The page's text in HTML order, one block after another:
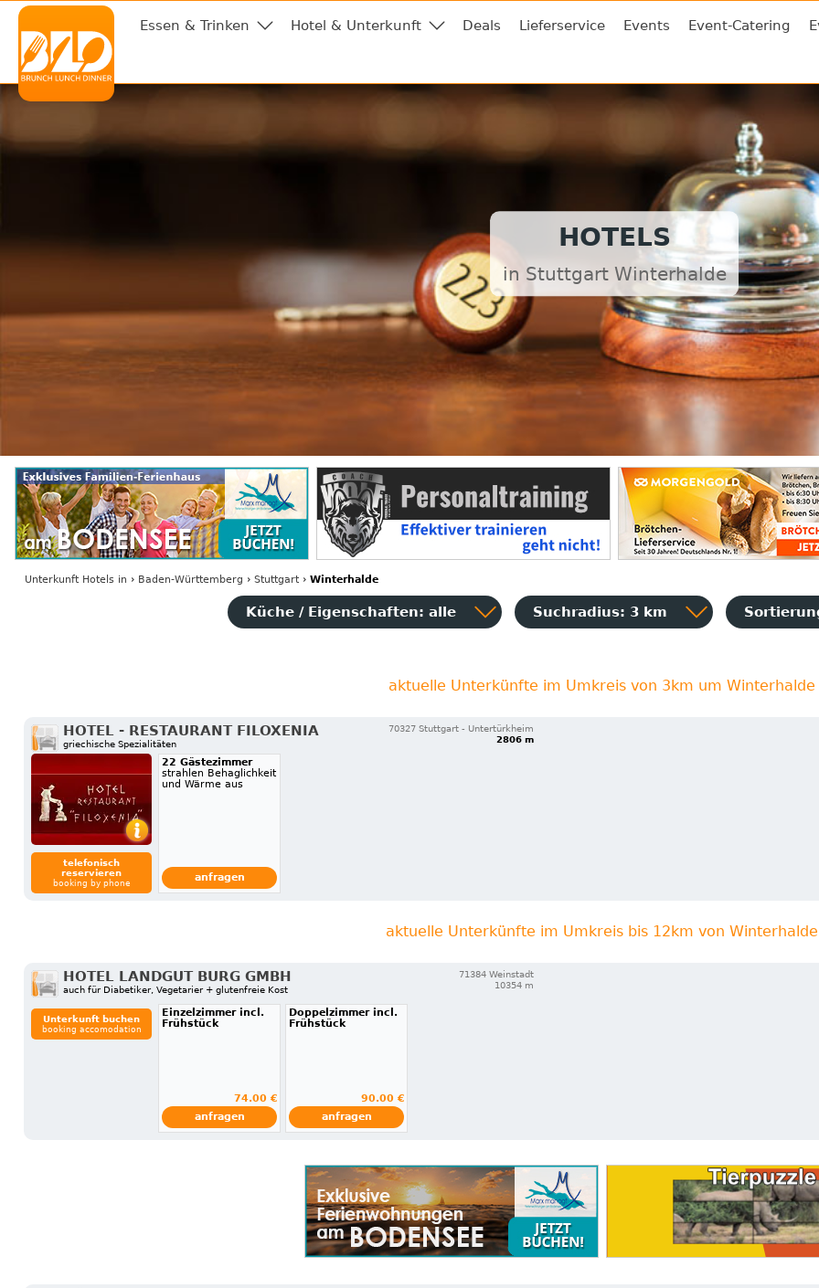
Essen & Trinken Hotel & Unterkunft Deals Lieferservice Events Event-Catering
HOTELS
in Stuttgart Winterhalde
Unterkunft Hotels in › Baden-Württemberg › Stuttgart› Winterhalde
Küche / Eigenschaften: alle Suchradius: 3 km
aktuelle Unterkünfte im Umkreis von 3km um Winterhalde
HOTEL - RESTAURANT FILOXENIA
griechische Spezialitäten
70327 Stuttgart - Untertürkheim
2806 m
telefonisch
reservieren
booking by phone
22 Gästezimmer
strahlen Behaglichkeit
und Wärme aus
anfragen
aktuelle Unterkünfte im Umkreis bis 12km von Winterhalde
HOTEL LANDGUT BURG GMBH
auch für Diabetiker, Vegetarier + glutenfreie Kost
71384 Weinstadt
10354 m
Unterkunft buchen
booking accomodation
Einzelzimmer incl.
Frühstück
74.00 €
anfragen
Doppelzimmer incl.
Frühstück
90.00 €
anfragen